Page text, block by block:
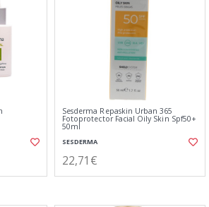
Sesderma Repaskin Urban 365
Fotoprotector Facial Oily Skin Spf50+
50ml
SESDERMA
22,71€